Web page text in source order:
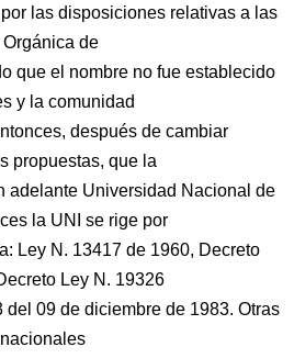
las disposiciones relativas a las
de
que el nombre no fue establecido
y la comunidad
después de cambiar
propuestas, que la
adelante Universidad Nacional de
la UNI se rige por
Ley N. 13417 de 1960, Decreto
Ley N. 19326
del 09 de diciembre de 1983. Otras